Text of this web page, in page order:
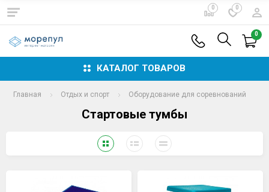
0 0
0
КАТАЛОГ ТОВАРОВ
Главная Отдых и спорт Оборудование для соревнований
Стартовые тумбы